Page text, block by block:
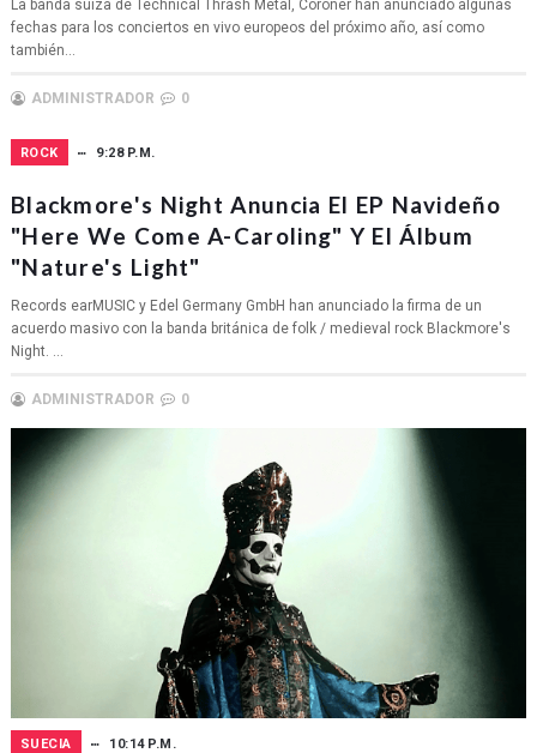
La banda suiza de Technical Thrash Metal, Coroner han anunciado algunas
fechas para los conciertos en vivo europeos del próximo año, así como
también...
ADMINISTRADOR 0
ROCK 9:28 P.M.
Blackmore's Night Anuncia El EP Navideño
"Here We Come A-Caroling" Y El Álbum
"Nature's Light"
Records earMUSIC y Edel Germany GmbH han anunciado la firma de un
acuerdo masivo con la banda británica de folk / medieval rock Blackmore's
Night. ...
ADMINISTRADOR 0
SUECIA 10:14 P.M.